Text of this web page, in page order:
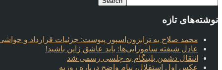
نوشته‌های تازه
محمد صلاح به ترابزون‌اسپور پیوست: جزئیات قرارداد و حواشی
عادل شیفته سامورایی‌ها: باید عاشق ژاپن باشید!
انتقال دشمن بلینگام به چلسی رسمی شد
عکس اول استقلال، پیام واضح درباره روزبه